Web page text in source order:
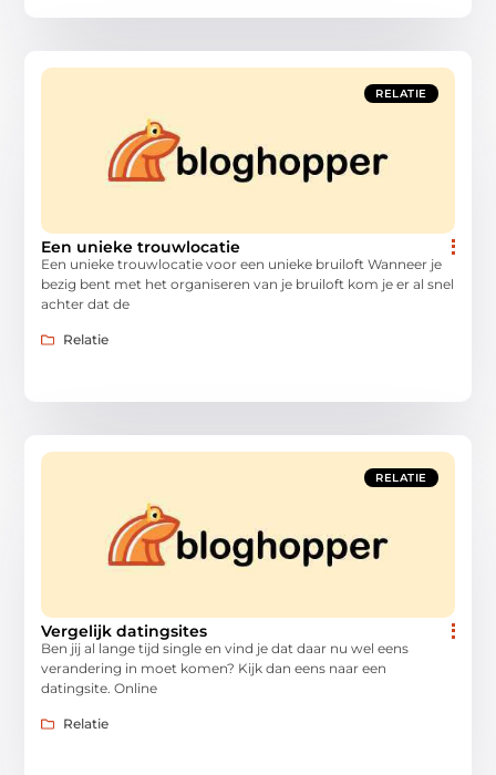
RELATIE
Een unieke trouwlocatie
Een unieke trouwlocatie voor een unieke bruiloft Wanneer je
bezig bent met het organiseren van je bruiloft kom je er al snel
achter dat de
Relatie
RELATIE
Vergelijk datingsites
Ben jij al lange tijd single en vind je dat daar nu wel eens
verandering in moet komen? Kijk dan eens naar een
datingsite. Online
Relatie